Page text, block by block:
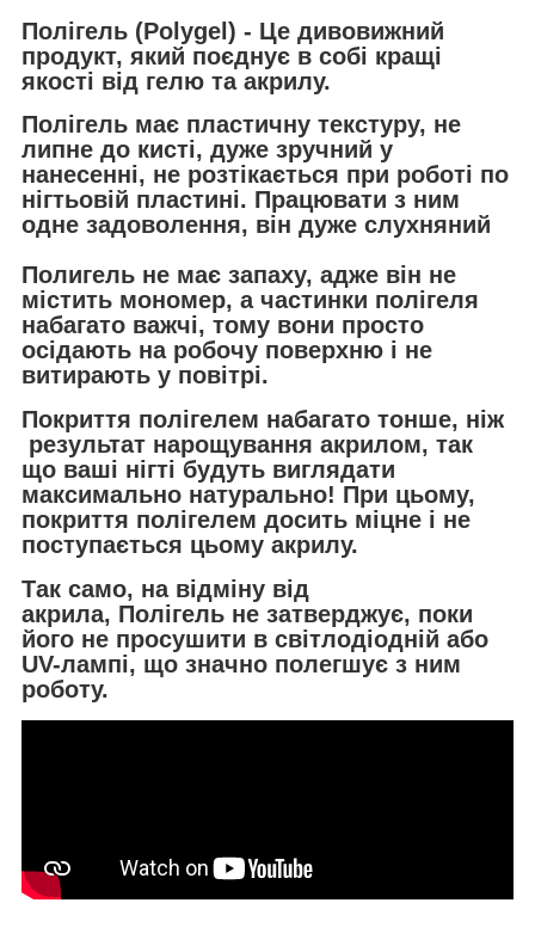
Полігель (Polygel) - Це дивовижний
продукт, який поєднує в собі кращі
якості від гелю та акрилу.
Полігель має пластичну текстуру, не
липне до кисті, дуже зручний у
нанесенні, не розтікається при роботі по
нігтьовій пластині. Працювати з ним
одне задоволення, він дуже слухняний
Полигель не має запаху, адже він не
містить мономер, а частинки полігеля
набагато важчі, тому вони просто
осідають на робочу поверхню і не
витирають у повітрі.
Покриття полігелем набагато тонше, ніж
результат нарощування акрилом, так
що ваші нігті будуть виглядати
максимально натурально! При цьому,
покриття полігелем досить міцне і не
поступається цьому акрилу.
Так само, на відміну від
акрила, Полігель не затверджує, поки
його не просушити в світлодіодній або
UV-лампі, що значно полегшує з ним
роботу.